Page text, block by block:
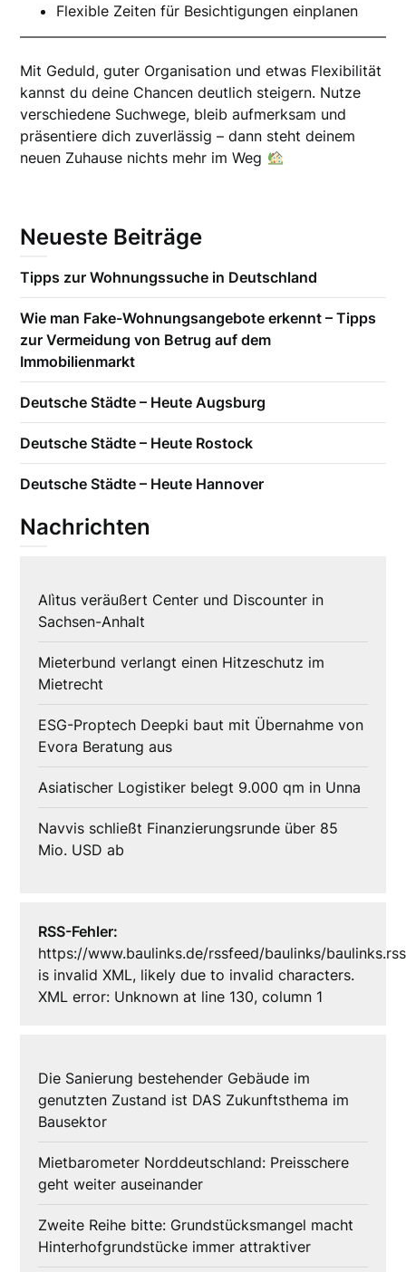
Flexible Zeiten für Besichtigungen einplanen
Mit Geduld, guter Organisation und etwas Flexibilität
kannst du deine Chancen deutlich steigern. Nutze
verschiedene Suchwege, bleib aufmerksam und
präsentiere dich zuverlässig – dann steht deinem
neuen Zuhause nichts mehr im Weg
Neueste Beiträge
Tipps zur Wohnungssuche in Deutschland
Wie man Fake-Wohnungsangebote erkennt – Tipps
zur Vermeidung von Betrug auf dem
Immobilienmarkt
Deutsche Städte – Heute Augsburg
Deutsche Städte – Heute Rostock
Deutsche Städte – Heute Hannover
Nachrichten
Alìtus veräußert Center und Discounter in
Sachsen-Anhalt
Mieterbund verlangt einen Hitzeschutz im
Mietrecht
ESG-Proptech Deepki baut mit Übernahme von
Evora Beratung aus
Asiatischer Logistiker belegt 9.000 qm in Unna
Navvis schließt Finanzierungsrunde über 85
Mio. USD ab
RSS-Fehler:
https://www.baulinks.de/rssfeed/baulinks/baulinks.rss
is invalid XML, likely due to invalid characters.
XML error: Unknown at line 130, column 1
Die Sanierung bestehender Gebäude im
genutzten Zustand ist DAS Zukunftsthema im
Bausektor
Mietbarometer Norddeutschland: Preisschere
geht weiter auseinander
Zweite Reihe bitte: Grundstücksmangel macht
Hinterhofgrundstücke immer attraktiver